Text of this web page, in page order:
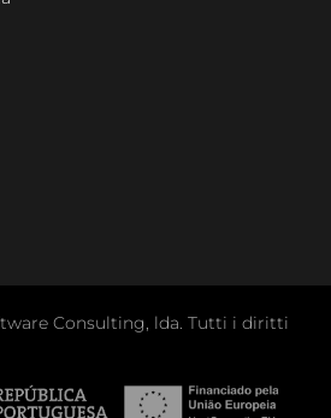
Consulting, lda. Tutti i diritti